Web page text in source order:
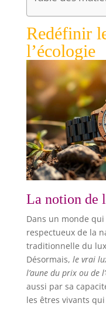
Redéfinir
l’écologie
La notion de
Dans un monde
respectueux de la
traditionnelle du
Désormais, le vrai
l’aune du prix ou de
aussi par sa
les êtres vivants